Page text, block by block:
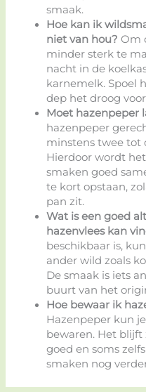
smaak.
Hoe kan ik
niet van hou? Om
minder sterk te
nacht in de
karnemelk. Spoel
dep het droog
Moet hazenpeper
hazenpeper
minstens twee tot
Hierdoor wordt
smaken goed
te kort opstaan,
pan zit.
Wat is een goed
hazenvlees kan
beschikbaar is,
ander wild zoals
De smaak is iets
buurt van het
Hoe bewaar ik
Hazenpeper kun
bewaren. Het
goed en soms
smaken nog